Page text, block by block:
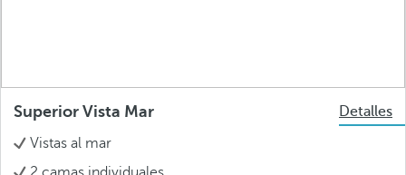
Superior Vista Mar
Detalles
Vistas al mar